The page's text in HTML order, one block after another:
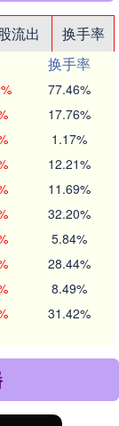
流出
换手率
换手率
77.46%
17.76%
1.17%
12.21%
11.69%
32.20%
5.84%
28.44%
8.49%
31.42%